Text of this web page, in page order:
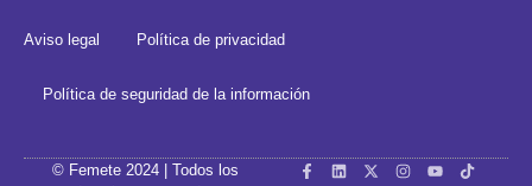
Aviso legal Política de privacidad
Política de seguridad de la información
© Femete 2024 | Todos los